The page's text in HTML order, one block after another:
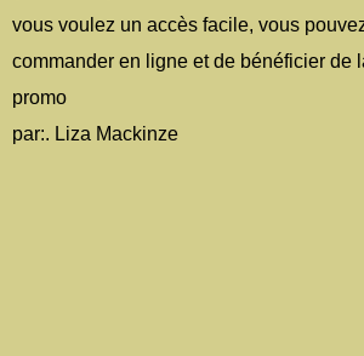
vous voulez un accès facile, vous
commander en ligne et de bénéficier de
promo
par:. Liza Mackinze